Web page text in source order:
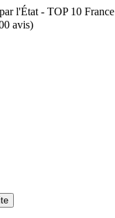
l'État - TOP 10 France
avis)